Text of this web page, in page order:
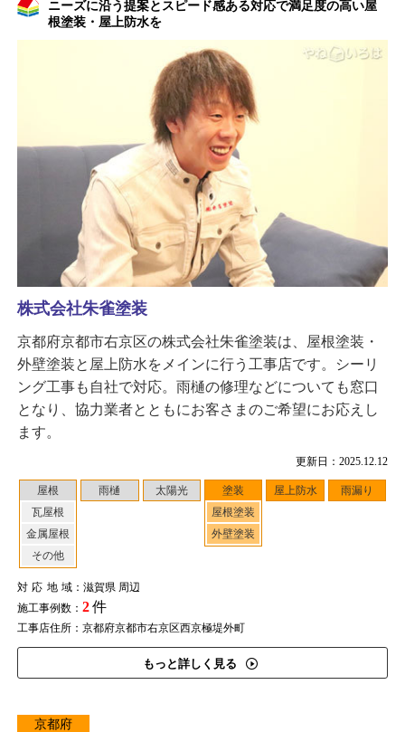
ニーズに沿う提案とスピード感ある対応で満足度の高い屋
根塗装・屋上防水を
更新日：2025.12.12
屋根
瓦屋根
金属屋根
その他
雨樋 太陽光
塗装
屋根塗装
外壁塗装
屋上防水 雨漏り
対応地域：滋賀県 周辺
施工事例数： 2件
工事店住所：京都府京都市右京区西京極堤外町
もっと詳しく見る
株式会社朱雀塗装
京都府京都市右京区の株式会社朱雀塗装は、屋根塗装・
外壁塗装と屋上防水をメインに行う工事店です。シーリ
ング工事も自社で対応。雨樋の修理などについても窓口
となり、協力業者とともにお客さまのご希望にお応えし
ます。
京都府